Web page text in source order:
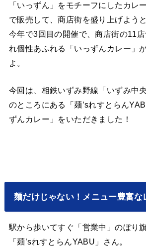
「いっずん」をモチーフにしたカレ
で販売して、商店街を盛り上げよう
今年で3回目の開催で、商店街の11
れ個性あふれる「いっずんカレー」
よ。
今回は、相鉄いずみ野線「いずみ中
のところにある「麺’sれすとらん
ずんカレー」をいただきました！
麺だけじゃない！メニュー豊富な
駅から歩いてすぐ「営業中」のぼり
「麺’sれすとらんYABU」さん。